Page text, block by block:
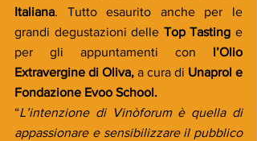
Italiana. Tutto esaurito anche per le
grandi degustazioni delle Top Tasting e
per gli appuntamenti con l’Olio
Extravergine di Oliva, a cura di Unaprol e
Fondazione Evoo School.
“L’intenzione di Vinòforum è quella di
appassionare e sensibilizzare il pubblico